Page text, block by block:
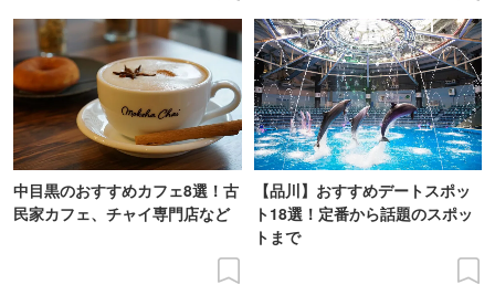
中目黒のおすすめカフェ8選！古
民家カフェ、チャイ専門店など
【品川】おすすめデートスポッ
ト18選！定番から話題のスポッ
トまで